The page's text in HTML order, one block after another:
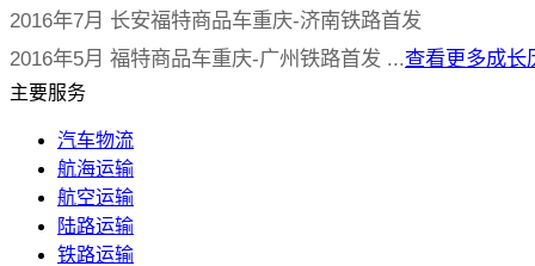
2016年7月 长安福特商品车重庆-济南铁路首发
2016年5月 福特商品车重庆-广州铁路首发 ...查看更多成长
主要服务
汽车物流
航海运输
航空运输
陆路运输
铁路运输